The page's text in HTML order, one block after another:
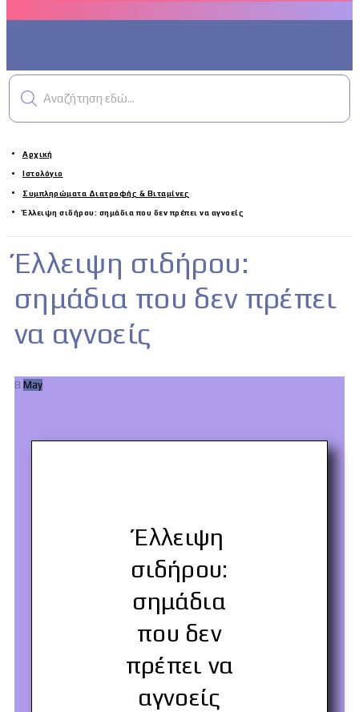
Αναζήτηση εδώ...
Αρχική
Ιστολόγιο
Συμπληρώματα Διατροφής & Βιταμίνες
Έλλειψη σιδήρου: σημάδια που δεν πρέπει να αγνοείς
Έλλειψη σιδήρου:
σημάδια που δεν πρέπει
να αγνοείς
8 May
Έλλειψη
σιδήρου:
σημάδια
που δεν
πρέπει να
αγνοείς